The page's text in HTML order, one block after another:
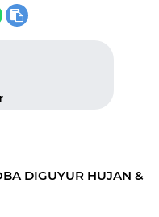
DIGUYUR HUJAN &